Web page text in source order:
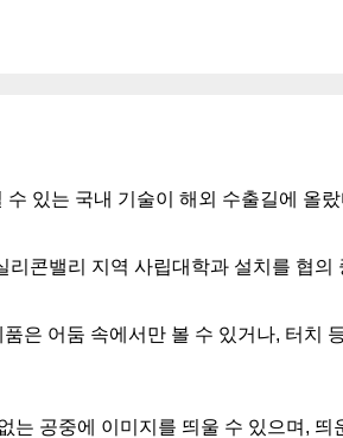
있는 국내 기술이 해외 수출길에 올랐
콘밸리 지역 사립대학과 설치를 협의
은 어둠 속에서만 볼 수 있거나, 터치
공중에 이미지를 띄울 수 있으며,